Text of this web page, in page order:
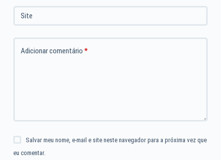
Site
Adicionar comentário *
Salvar meu nome, e-mail e site neste navegador para a próxima vez que
eu comentar.